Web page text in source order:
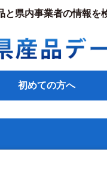
県内事業者の情報を
初めての方へ